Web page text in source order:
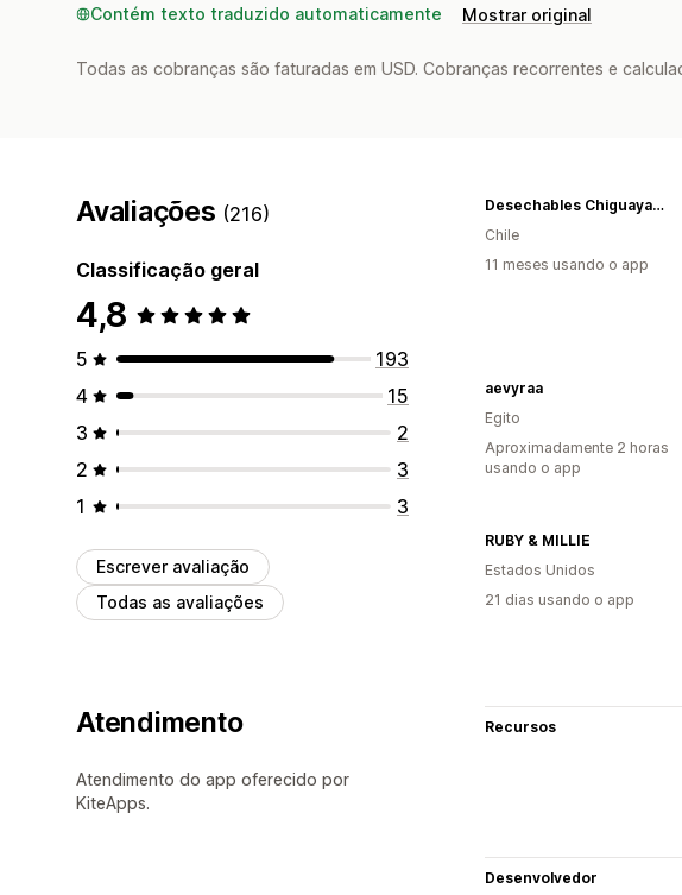
Contém texto traduzido automaticamente Mostrar original
Todas as cobranças são faturadas em USD. Cobranças recorrentes e
Avaliações (216)
Classificação geral
4,8
5
193
4
15
3
2
2
3
1
3
Escrever avaliação
Todas as avaliações
Desechables Chiguayante
Chile
11 meses usando o app
aevyraa
Egito
Aproximadamente 2 horas
usando o app
RUBY & MILLIE
Estados Unidos
21 dias usando o app
Atendimento
Atendimento do app oferecido por
KiteApps.
Recursos
Desenvolvedor